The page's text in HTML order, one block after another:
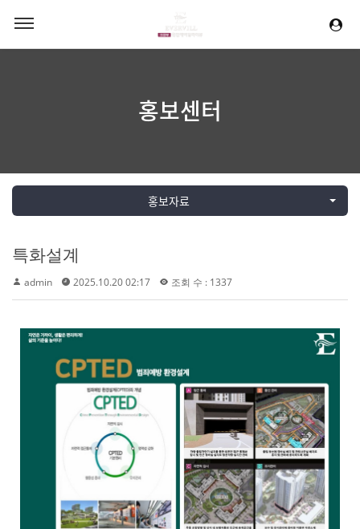
홍보센터
홍보자료
특화설계
admin 2025.10.20 02:17 조회 수 : 1337